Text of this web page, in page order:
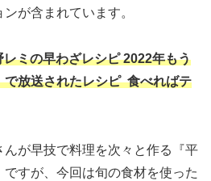
が含まれています。
レミの早わざレシピ 2022年もう
で放送されたレシピ 食べればテ
が早技で料理を次々と作る『平
すが、今回は旬の食材を使った